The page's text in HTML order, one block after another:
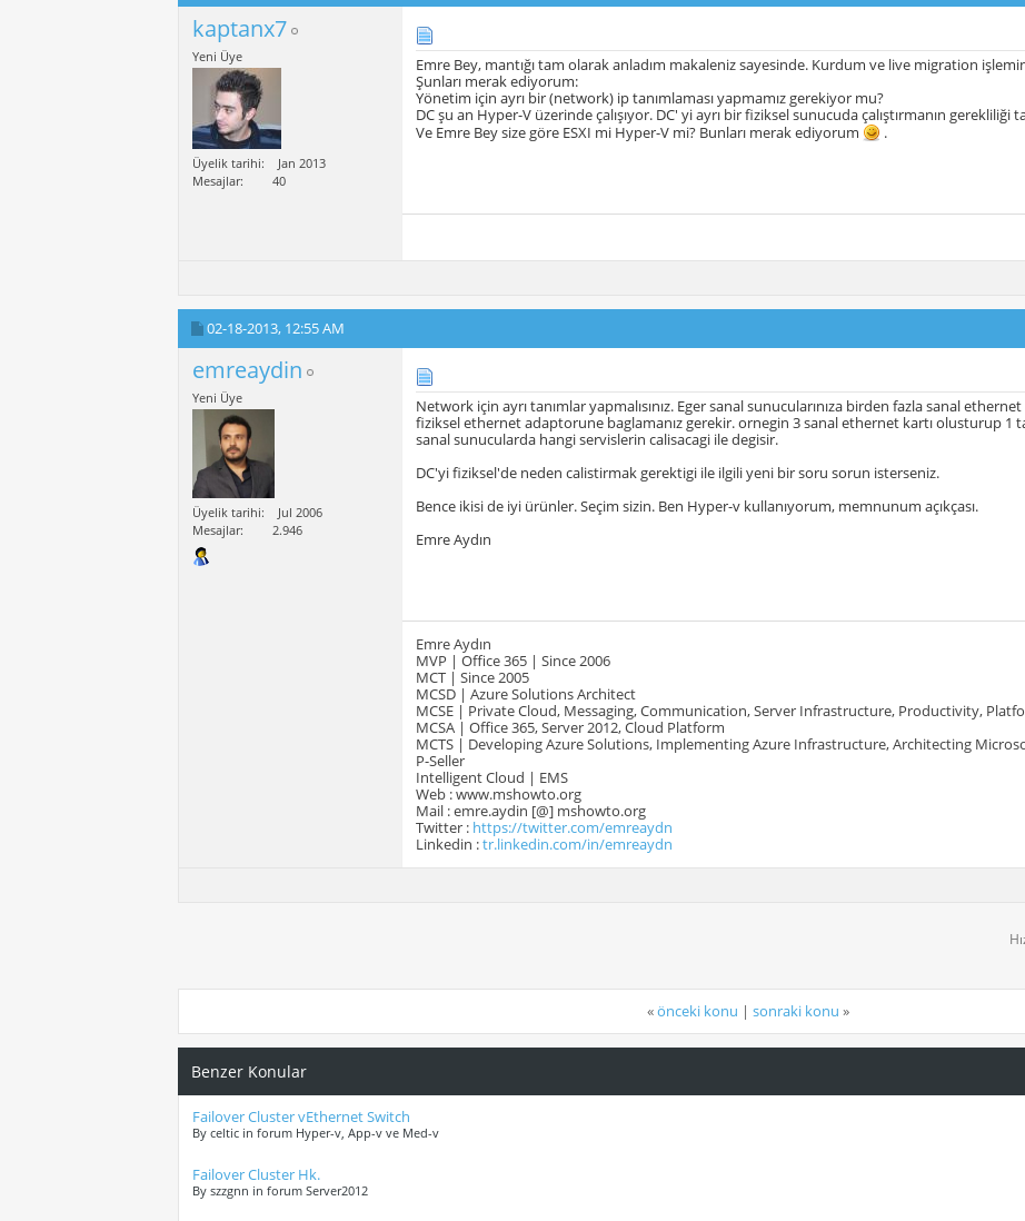
kaptanx7
Yeni Üye
Üyelik tarihi
Jan 2013
Mesajlar
40
Emre Bey, mantığı tam olarak anladım makaleniz sayesinde. Kurdum ve live migration
Şunları merak ediyorum:
Yönetim için ayrı bir (network) ip tanımlaması yapmamız gerekiyor mu?
DC şu an Hyper-V üzerinde çalışıyor. DC' yi ayrı bir fiziksel sunucuda çalıştırmanın gerekliliği
Ve Emre Bey size göre ESXI mi Hyper-V mi? Bunları merak ediyorum
.
02-18-2013, 12:55 AM
emreaydin
Yeni Üye
Üyelik tarihi
Jul 2006
Mesajlar
2.946
Network için ayrı tanımlar yapmalısınız. Eger sanal sunucularınıza birden fazla sanal
fiziksel ethernet adaptorune baglamanız gerekir. ornegin 3 sanal ethernet kartı olusturup 1
sanal sunucularda hangi servislerin calisacagi ile degisir.
DC'yi fiziksel'de neden calistirmak gerektigi ile ilgili yeni bir soru sorun isterseniz.
Bence ikisi de iyi ürünler. Seçim sizin. Ben Hyper-v kullanıyorum, memnunum açıkçası.
Emre Aydın
Emre Aydın
MVP | Office 365 | Since 2006
MCT | Since 2005
MCSD | Azure Solutions Architect
MCSE | Private Cloud, Messaging, Communication, Server Infrastructure, Productivity,
MCSA | Office 365, Server 2012, Cloud Platform
MCTS | Developing Azure Solutions, Implementing Azure Infrastructure, Architecting
P-Seller
Intelligent Cloud | EMS
Web : www.mshowto.org
Mail : emre.aydin [@] mshowto.org
Twitter : https://twitter.com/emreaydn
Linkedin :tr.linkedin.com/in/emreaydn
«önceki konu | sonraki konu »
Benzer Konular
Failover Cluster vEthernet Switch
By celtic in forum Hyper-v, App-v ve Med-v
Failover Cluster Hk.
By szzgnn in forum Server2012